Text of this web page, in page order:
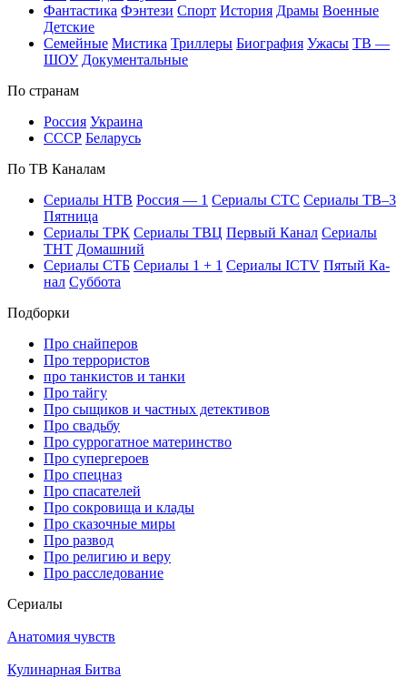
Фан­та­сти­ка Фэн­те­зи Спорт Ис­то­рия Дра­мы Во­ен­ные
Дет­ские
Се­мей­ные Мис­ти­ка Трил­ле­ры Био­гра­фия Ужа­сы ТВ —
ШОУ До­ку­мен­таль­ные
По стра­нам
Рос­сия Ук­раи­на
СССР Бе­ла­русь
По ТВ Ка­на­лам
Се­риа­лы НТВ Рос­сия — 1 Се­риа­лы СТС Се­риа­лы ТВ–3
Пят­ни­ца
Се­риа­лы ТРК Се­риа­лы ТВЦ Пер­вый Ка­нал Се­риа­лы
ТНТ До­маш­ний
Се­риа­лы СТБ Се­риа­лы 1 + 1 Се­риа­лы ICTV Пя­тый Ка­
нал Суб­бо­та
Подборки
Про снайперов
Про террористов
про танкистов и танки
Про тайгу
Про сыщиков и частных детективов
Про свадьбу
Про суррогатное материнство
Про супергероев
Про спецназ
Про спасателей
Про сокровища и клады
Про сказочные миры
Про развод
Про религию и веру
Про расследование
Се­риа­лы
Анатомия чувств
Кулинарная Битва